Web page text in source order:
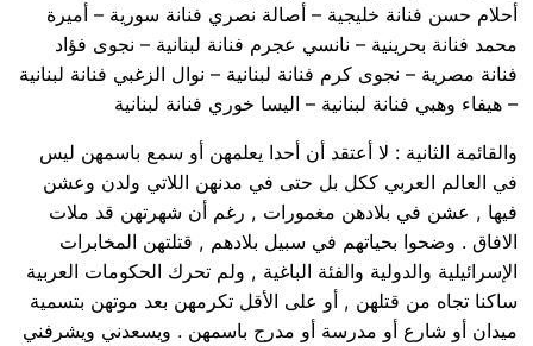
أحلام حسن فنانة خليجية – أصالة نصري فنانة سورية – أميرة
محمد فنانة بحرينية – نانسي عجرم فنانة لبنانية – نجوى فؤاد
فنانة مصرية – نجوى كرم فنانة لبنانية – نوال الزغبي فنانة لبنانية
– هيفاء وهبي فنانة لبنانية – اليسا خوري فنانة لبنانية
والقائمة الثانية : لا أعتقد أن أحدا يعلمهن أو سمع باسمهن ليس
في العالم العربي ككل بل حتى في مدنهن اللاتي ولدن وعشن
فيها , عشن في بلادهن مغمورات , رغم أن شهرتهن قد ملات
الافاق . وضحوا بحياتهم في سبيل بلادهم , قتلتهن المخابرات
الإسرائيلية والدولية والفئة الباغية , ولم تحرك الحكومات العربية
ساكنا تجاه من قتلهن , أو على الأقل تكرمهن بعد موتهن بتسمية
ميدان أو شارع أو مدرسة أو مدرج باسمهن . ويسعدني ويشرفني